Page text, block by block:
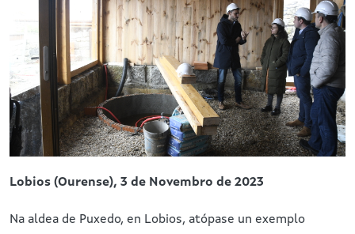
Lobios (Ourense), 3 de Novembro de 2023
Na aldea de Puxedo, en Lobios, atópase un exemplo